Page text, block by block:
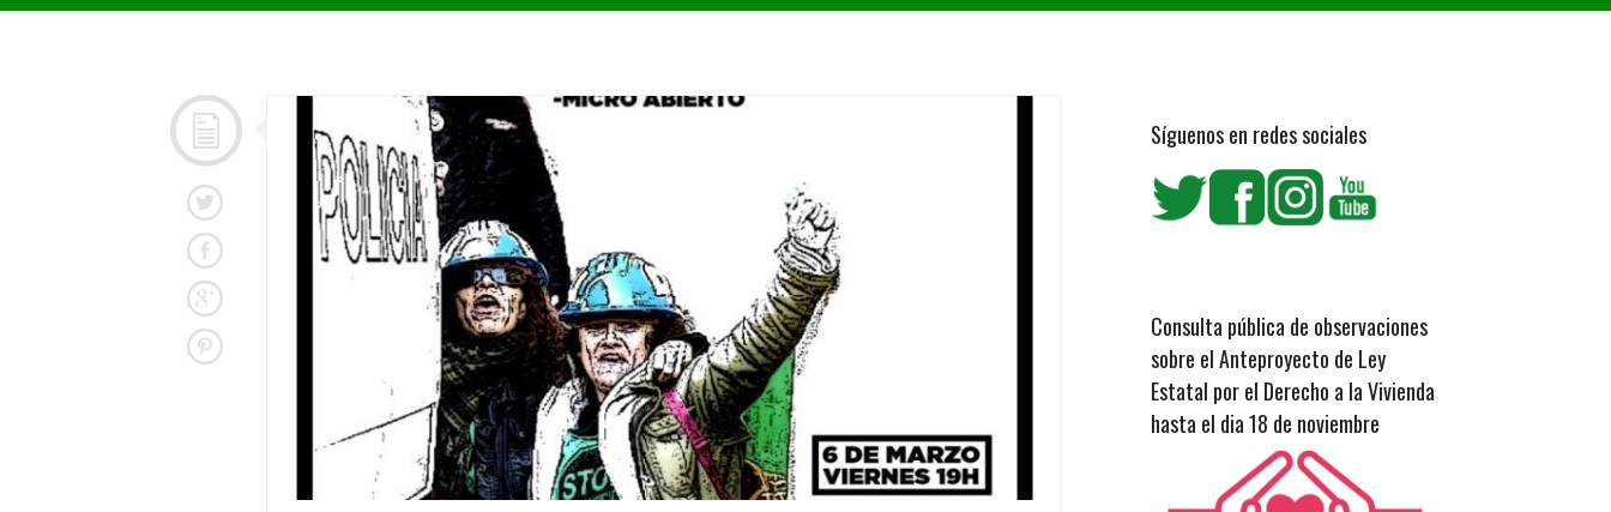
Síguenos en redes sociales
Consulta pública de observaciones
sobre el Anteproyecto de Ley
Estatal por el Derecho a la Vivienda
hasta el dia 18 de noviembre